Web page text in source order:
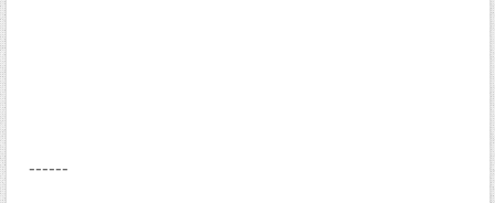
------